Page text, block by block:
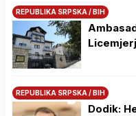
REPUBLIKA SRPSKA / BIH
REPUBLIKA SRPSKA / BIH
Dodik: